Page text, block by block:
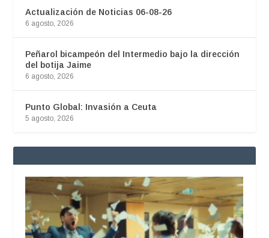
Actualización de Noticias 06-08-26
6 agosto, 2026
Peñarol bicampeón del Intermedio bajo la dirección
del botija Jaime
6 agosto, 2026
Punto Global: Invasión a Ceuta
5 agosto, 2026